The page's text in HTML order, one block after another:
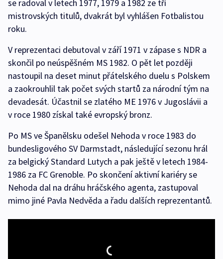
se radoval v letech 1977, 1979 a 1982 ze tří
mistrovských titulů, dvakrát byl vyhlášen Fotbalistou
roku.
V reprezentaci debutoval v září 1971 v zápase s NDR a
skončil po neúspěšném MS 1982. O pět let později
nastoupil na deset minut přátelského duelu s Polskem
a zaokrouhlil tak počet svých startů za národní tým na
devadesát. Účastnil se zlatého ME 1976 v Jugoslávii a
v roce 1980 získal také evropský bronz.
Po MS ve Španělsku odešel Nehoda v roce 1983 do
bundesligového SV Darmstadt, následující sezonu hrál
za belgický Standard Lutych a pak ještě v letech 1984-
1986 za FC Grenoble. Po skončení aktivní kariéry se
Nehoda dal na dráhu hráčského agenta, zastupoval
mimo jiné Pavla Nedvěda a řadu dalších reprezentantů.